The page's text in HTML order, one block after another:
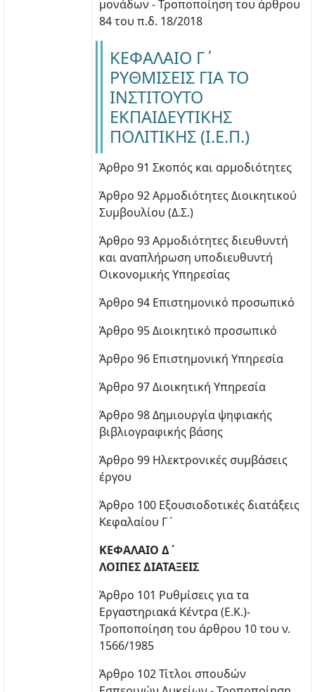
μονάδων - Τροποποίηση του άρθρου
84 του π.δ. 18/2018
ΚΕΦΑΛΑΙΟ Γ΄
ΡΥΘΜΙΣΕΙΣ ΓΙΑ ΤΟ
ΙΝΣΤΙΤΟΥΤΟ
ΕΚΠΑΙΔΕΥΤΙΚΗΣ
ΠΟΛΙΤΙΚΗΣ (I.E.Π.)
Άρθρο 91 Σκοπός και αρμοδιότητες
Άρθρο 92 Αρμοδιότητες Διοικητικού
Συμβουλίου (Δ.Σ.)
Άρθρο 93 Αρμοδιότητες διευθυντή
και αναπλήρωση υποδιευθυντή
Οικονομικής Υπηρεσίας
Άρθρο 94 Επιστημονικό προσωπικό
Άρθρο 95 Διοικητικό προσωπικό
Άρθρο 96 Επιστημονική Υπηρεσία
Άρθρο 97 Διοικητική Υπηρεσία
Άρθρο 98 Δημιουργία ψηφιακής
βιβλιογραφικής βάσης
Άρθρο 99 Ηλεκτρονικές συμβάσεις
έργου
Άρθρο 100 Εξουσιοδοτικές διατάξεις
Κεφαλαίου Γ΄
ΚΕΦΑΛΑΙΟ Δ΄
ΛΟΙΠΕΣ ΔΙΑΤΑΞΕΙΣ
Άρθρο 101 Ρυθμίσεις για τα
Εργαστηριακά Κέντρα (Ε.Κ.)-
Τροποποίηση του άρθρου 10 του ν.
1566/1985
Άρθρο 102 Τίτλοι σπουδών